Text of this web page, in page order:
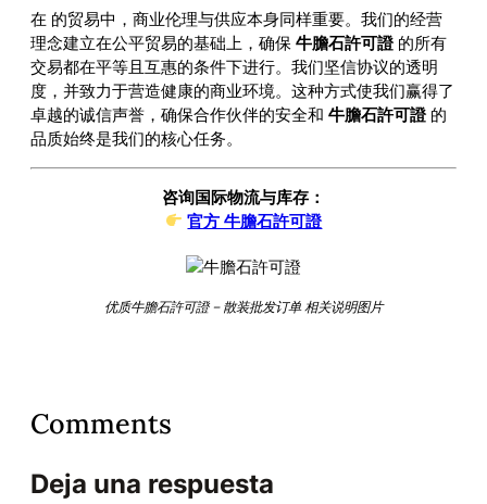
在 的贸易中，商业伦理与供应本身同样重要。我们的经营
理念建立在公平贸易的基础上，确保 牛膽石許可證 的所有
交易都在平等且互惠的条件下进行。我们坚信协议的透明
度，并致力于营造健康的商业环境。这种方式使我们赢得了
卓越的诚信声誉，确保合作伙伴的安全和 牛膽石許可證 的
品质始终是我们的核心任务。
咨询国际物流与库存：
官方 牛膽石許可證
优质牛膽石許可證 – 散装批发订单 相关说明图片
Comments
Deja una respuesta